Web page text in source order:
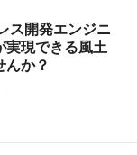
ス開発エンジニ
実現できる風土
んか？